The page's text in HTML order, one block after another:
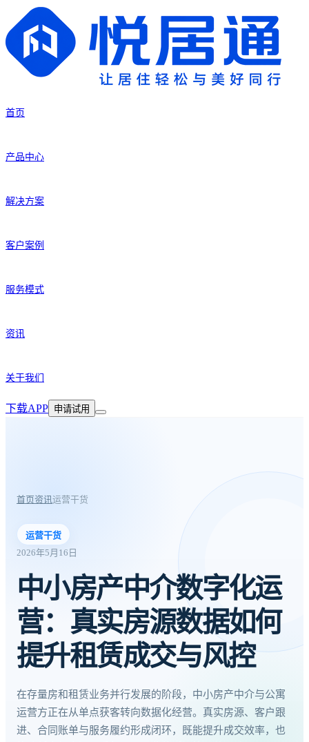
首页
产品中心
解决方案
客户案例
服务模式
资讯
关于我们
下载APP 申请试用
首页资讯运营干货
运营干货
2026年5月16日
中小房产中介数字化运
营：真实房源数据如何
提升租赁成交与风控
在存量房和租赁业务并行发展的阶段，中小房产中介与公寓
运营方正在从单点获客转向数据化经营。真实房源、客户跟
进、合同账单与服务履约形成闭环，既能提升成交效率，也